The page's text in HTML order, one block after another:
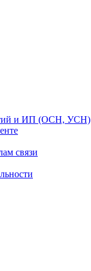
и ИП (ОСН, УСН)
связи